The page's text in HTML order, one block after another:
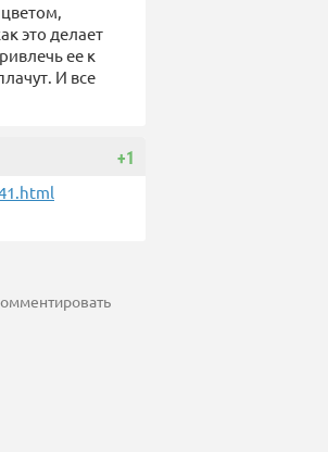
это делает
ее к
И все
+1